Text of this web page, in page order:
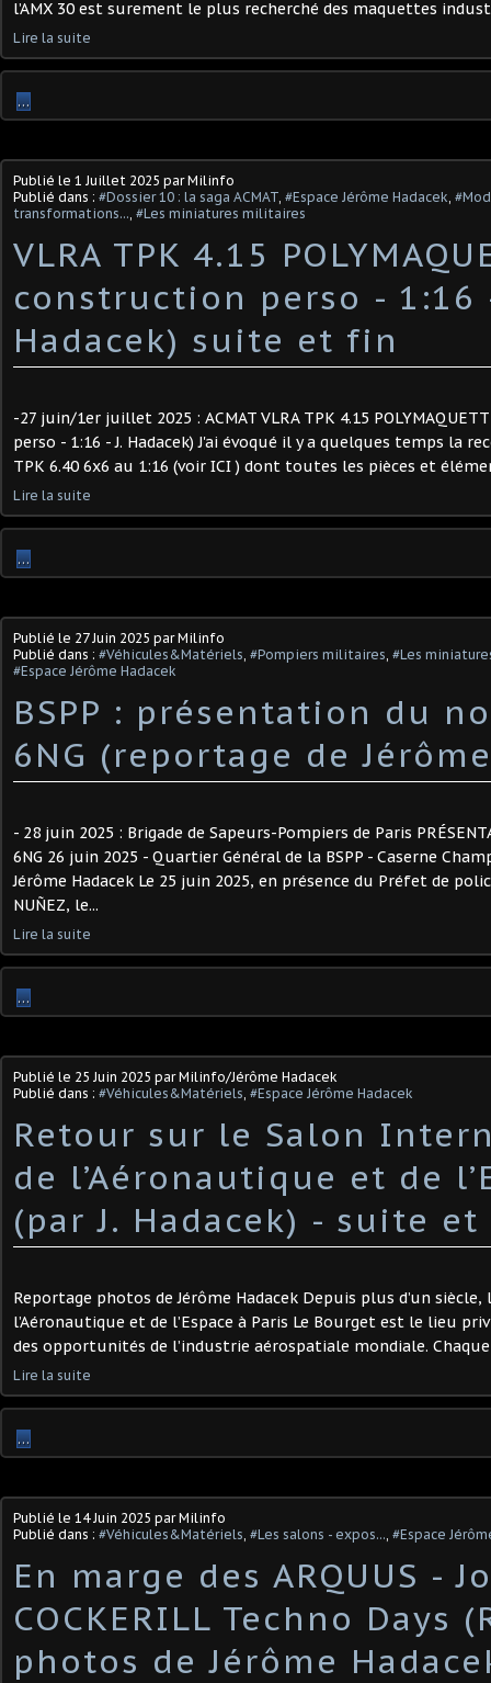
l’AMX 30 est surement le plus recherché des maquettes
Lire la suite
…
Publié le 1 Juillet 2025 par Milinfo
Publié dans : #Dossier 10 : la saga ACMAT, #Espace Jérôme Hadacek,
transformations..., #Les miniatures militaires
VLRA TPK 4.15
construction perso - 1:16
Hadacek) suite et fin
-27 juin/1er juillet 2025 : ACMAT VLRA TPK 4.15
perso - 1:16 - J. Hadacek) J'ai évoqué il y a quelques temps la
TPK 6.40 6x6 au 1:16 (voir ICI ) dont toutes les pièces et
Lire la suite
…
Publié le 27 Juin 2025 par Milinfo
Publié dans : #Véhicules&Matériels, #Pompiers militaires, #Les
#Espace Jérôme Hadacek
BSPP : présentation du
6NG (reportage de
- 28 juin 2025 : Brigade de Sapeurs-Pompiers de Paris
6NG 26 juin 2025 - Quartier Général de la BSPP - Caserne
Jérôme Hadacek Le 25 juin 2025, en présence du Préfet de
NUÑEZ, le...
Lire la suite
…
Publié le 25 Juin 2025 par Milinfo/Jérôme Hadacek
Publié dans : #Véhicules&Matériels, #Espace Jérôme Hadacek
Retour sur le Salon
de l’Aéronautique et de
(par J. Hadacek) - suite
Reportage photos de Jérôme Hadacek Depuis plus d’un
l’Aéronautique et de l’Espace à Paris Le Bourget est le lieu
des opportunités de l’industrie aérospatiale mondiale.
Lire la suite
…
Publié le 14 Juin 2025 par Milinfo
Publié dans : #Véhicules&Matériels, #Les salons - expos..., #Espace
En marge des ARQUUS -
COCKERILL Techno Days
photos de Jérôme